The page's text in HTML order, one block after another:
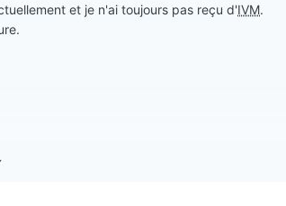
et je n'ai toujours pas reçu d'IVM.